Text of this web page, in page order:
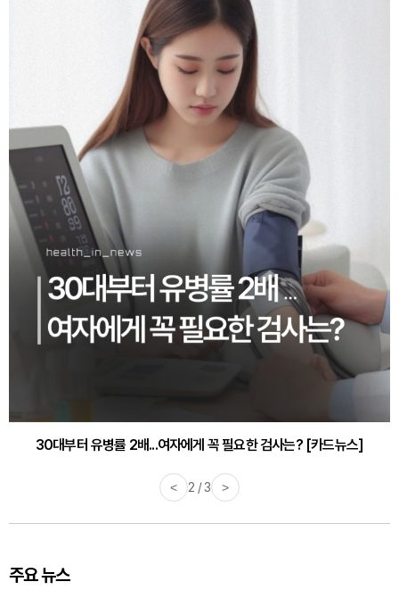
30대부터 유병률 2배...여자에게 꼭 필요한 검사는? [카드뉴스]
감기·독감 예방하고 면역력 높이는 4가지 영양제 [카드뉴스]
< 2 / 3 >
주요 뉴스